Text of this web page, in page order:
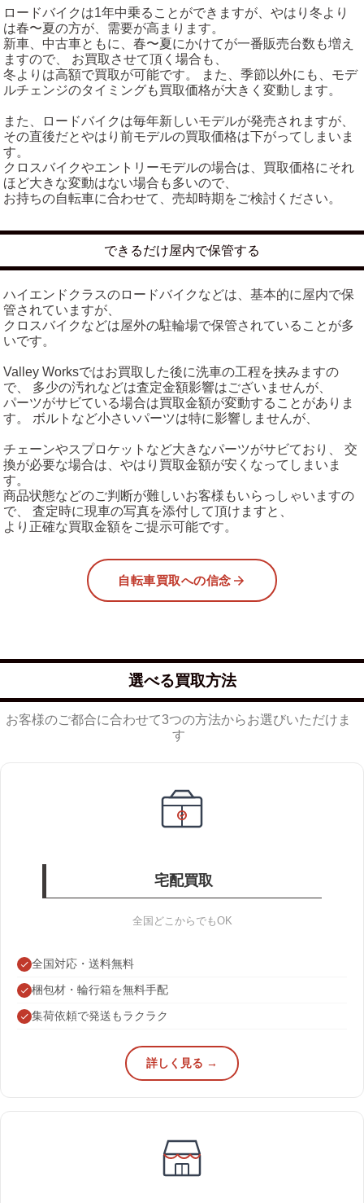
ロードバイクは1年中乗ることができますが、やはり冬より
は春〜夏の方が、需要が高まります。
新車、中古車ともに、春〜夏にかけてが一番販売台数も増え
ますので、 お買取させて頂く場合も、
冬よりは高額で買取が可能です。 また、季節以外にも、モデ
ルチェンジのタイミングも買取価格が大きく変動します。
また、ロードバイクは毎年新しいモデルが発売されますが、
その直後だとやはり前モデルの買取価格は下がってしまいま
す。
クロスバイクやエントリーモデルの場合は、買取価格にそれ
ほど大きな変動はない場合も多いので、
お持ちの自転車に合わせて、売却時期をご検討ください。
できるだけ屋内で保管する
ハイエンドクラスのロードバイクなどは、基本的に屋内で保
管されていますが、
クロスバイクなどは屋外の駐輪場で保管されていることが多
いです。
Valley Worksではお買取した後に洗車の工程を挟みますの
で、 多少の汚れなどは査定金額影響はございませんが、
パーツがサビている場合は買取金額が変動することがありま
す。 ボルトなど小さいパーツは特に影響しませんが、
チェーンやスプロケットなど大きなパーツがサビており、 交
換が必要な場合は、やはり買取金額が安くなってしまいま
す。
商品状態などのご判断が難しいお客様もいらっしゃいますの
で、 査定時に現車の写真を添付して頂けますと、
より正確な買取金額をご提示可能です。
自転車買取への信念
選べる買取方法
お客様のご都合に合わせて3つの方法からお選びいただけま
す
宅配買取
全国どこからでもOK
全国対応・送料無料
梱包材・輪行箱を無料手配
集荷依頼で発送もラクラク
詳しく見る →